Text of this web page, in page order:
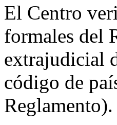
El Centro
formales del
extrajudicial
código de
Reglamento).